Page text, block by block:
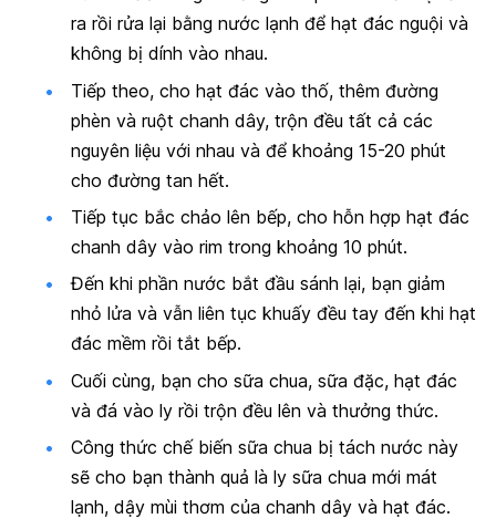
ra rồi rửa lại bằng nước lạnh để hạt đác nguội và
không bị dính vào nhau.
Tiếp theo, cho hạt đác vào thố, thêm đường
phèn và ruột chanh dây, trộn đều tất cả các
nguyên liệu với nhau và để khoảng 15-20 phút
cho đường tan hết.
Tiếp tục bắc chảo lên bếp, cho hỗn hợp hạt đác
chanh dây vào rim trong khoảng 10 phút.
Đến khi phần nước bắt đầu sánh lại, bạn giảm
nhỏ lửa và vẫn liên tục khuấy đều tay đến khi hạt
đác mềm rồi tắt bếp.
Cuối cùng, bạn cho sữa chua, sữa đặc, hạt đác
và đá vào ly rồi trộn đều lên và thưởng thức.
Công thức chế biến sữa chua bị tách nước này
sẽ cho bạn thành quả là ly sữa chua mới mát
lạnh, dậy mùi thơm của chanh dây và hạt đác.